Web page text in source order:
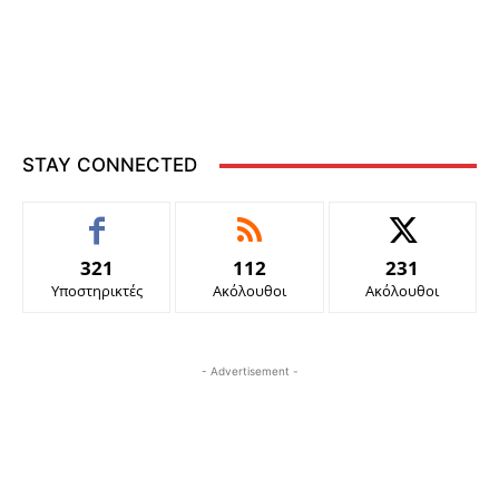
STAY CONNECTED
321
Υποστηρικτές
112
Ακόλουθοι
231
Ακόλουθοι
- Advertisement -